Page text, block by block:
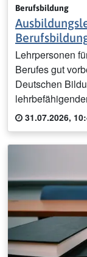
Berufsbildung
Lehrpersonen
Berufes gut
Deutschen
31.07.2026,